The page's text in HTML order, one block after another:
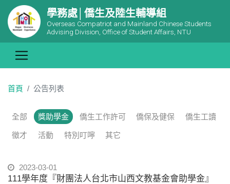
學務處│僑生及陸生輔導組
Overseas Compatriot and Mainland Chinese Students
Advising Division, Office of Student Affairs, NTU
首頁 公告列表
全部 獎助學金 僑生工作許可 僑保及健保 僑生工讀
徵才 活動 特別叮嚀 其它
2023-03-01
111學年度『財團法人台北市山西文教基金會助學金』